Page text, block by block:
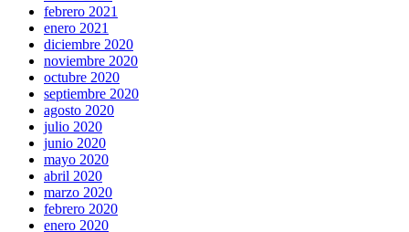
febrero 2021
enero 2021
diciembre 2020
noviembre 2020
octubre 2020
septiembre 2020
agosto 2020
julio 2020
junio 2020
mayo 2020
abril 2020
marzo 2020
febrero 2020
enero 2020